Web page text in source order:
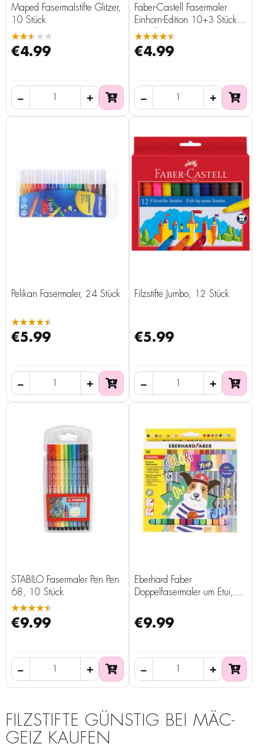
Maped Fasermalstifte Glitzer,
10 Stück
★★★★★
€4.99
Faber-Castell Fasermaler
Einhorn-Edition 10+3 Stück
pastell
★★★★★
€4.99
Pelikan Fasermaler, 24 Stück
★★★★★
€5.99
Filzstifte Jumbo, 12 Stück
€5.99
STABILO Fasermaler Pen Pen
68, 10 Stück
★★★★★
€9.99
Eberhard Faber
Doppelfasermaler um Etui,
€9.99
FILZSTIFTE GÜNSTIG BEI MÄC-
GEIZ KAUFEN